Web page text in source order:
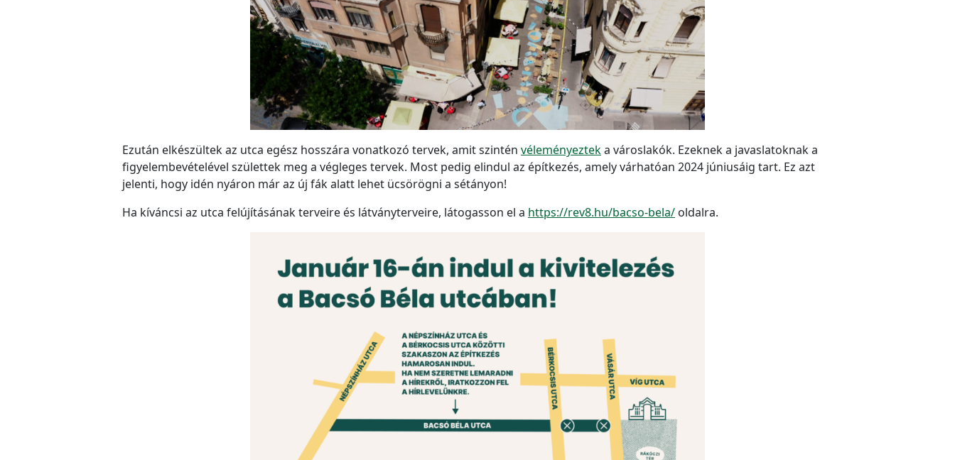
Ezután elkészültek az utca egész hosszára vonatkozó tervek, amit szintén véleményezteka városlakók. Ezeknek a javaslatoknak a
figyelembevételével születtek meg a végleges tervek. Most pedig elindul az építkezés, amely várhatóan 2024 júniusáig tart. Ez azt
jelenti, hogy idén nyáron már az új fák alatt lehet ücsörögni a sétányon!
Ha kíváncsi az utca felújításának terveire és látványterveire, látogasson el a https://rev8.hu/bacso-bela/ oldalra.